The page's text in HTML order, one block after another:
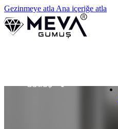
Gezinmeye atla Ana içeriğe atla